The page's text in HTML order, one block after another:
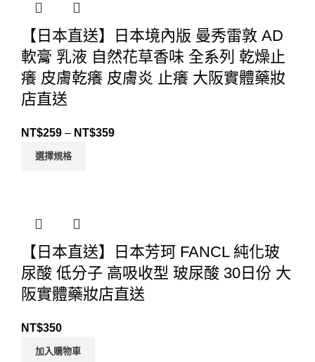
【日本直送】日本境內版 曼秀雷敦 AD
軟膏 乳液 自然花草香味 全系列 乾燥止
癢 皮膚乾癢 皮膚炎 止癢 大阪實體藥妝
店直送
NT$259 – NT$359
選擇規格
【日本直送】日本芳珂 FANCL 純化玻
尿酸 低分子 高吸收型 玻尿酸 30日份 大
阪實體藥妝店直送
NT$350
加入購物車